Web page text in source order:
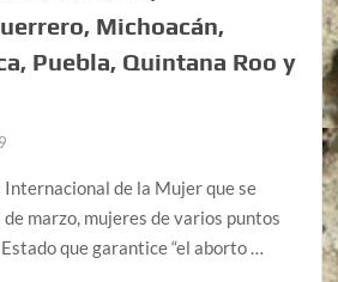
Michoacán,
Puebla, Quintana Roo y
Internacional de la Mujer que se
marzo, mujeres de varios puntos
que garantice “el aborto …